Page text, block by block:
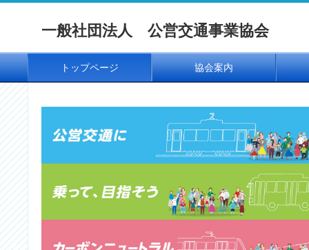
一般社団法人 公営交通事業協会
トップページ 協会案内